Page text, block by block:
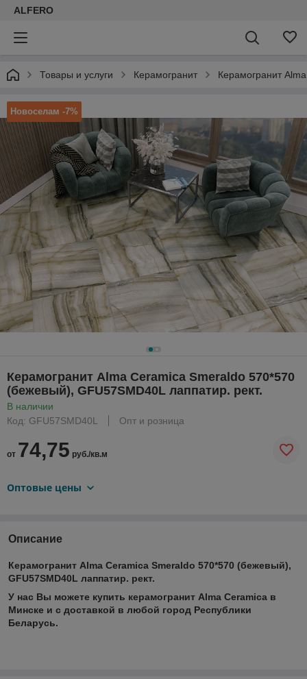
ALFERO
Товары и услуги Керамогранит Керамогранит
Новоселам -7%
Керамогранит Alma Ceramica Smeraldo 570*570
(бежевый), GFU57SMD40L лаппатир. рект.
В наличии
Код: GFU57SMD40L
Опт и розница
от 74,75 руб./кв.м
Оптовые цены
Описание
Керамогранит Alma Ceramica Smeraldo 570*570 (бежевый),
GFU57SMD40L лаппатир. рект.
У нас Вы можете купить керамогранит Alma Ceramica в
Минске и с доставкой в любой город Республики
Беларусь.